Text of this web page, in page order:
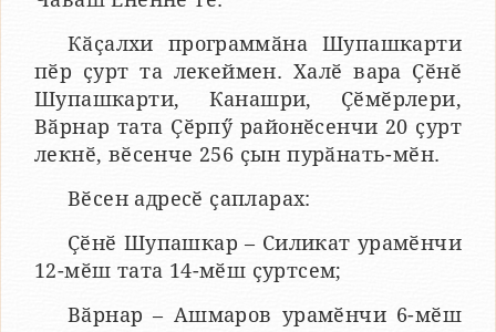
Кӑҫалхи программӑна Шупашкарти
пӗр ҫурт та лекеймен. Халӗ вара Ҫӗнӗ
Шупашкарти, Канашри, Ҫӗмӗрлери,
Вӑрнар тата Ҫӗрпӳ районӗсенчи 20 ҫурт
лекнӗ, вӗсенче 256 ҫын пурӑнать-мӗн.
Вӗсен адресӗ ҫапларах:
Ҫӗнӗ Шупашкар – Силикат урамӗнчи
12-мӗш тата 14-мӗш ҫуртсем;
Вӑрнар – Ашмаров урамӗнчи 6-мӗш